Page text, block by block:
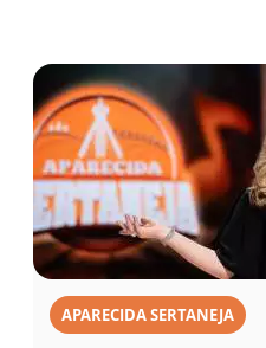
APARECIDA SERTANEJA